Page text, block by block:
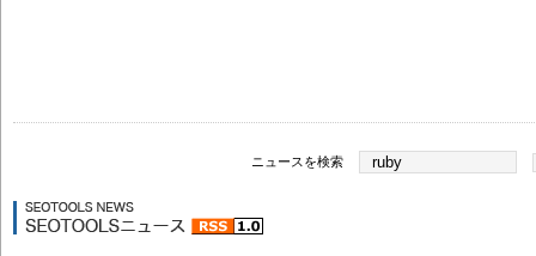
ニュースを検索